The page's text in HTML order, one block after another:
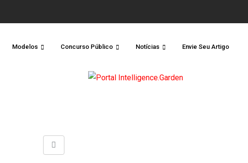
Modelos Concurso Público Notícias Envie Seu Artigo
Share